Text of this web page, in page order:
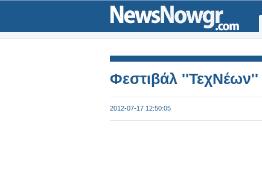
Φεστιβάλ
2012-07-17 12:50:05